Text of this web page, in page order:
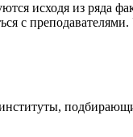
исходя из ряда
с преподавателями.